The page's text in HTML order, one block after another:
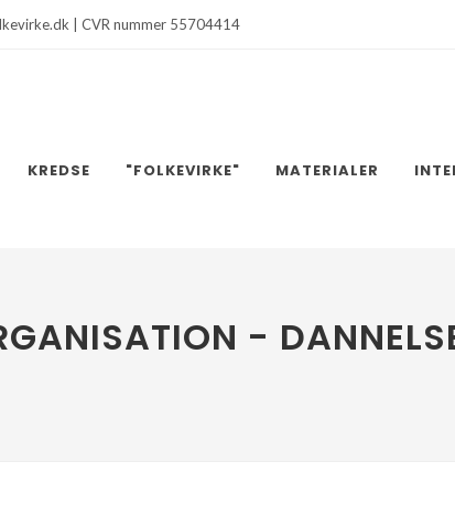
| CVR nummer 55704414
KREDSE "FOLKEVIRKE" MATERIALER
-